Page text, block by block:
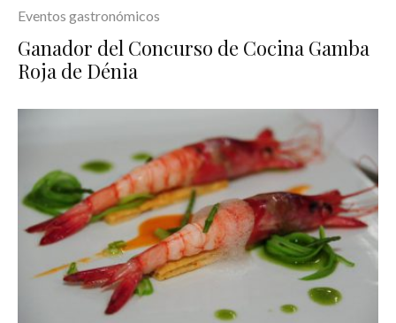
Eventos gastronómicos
Ganador del Concurso de Cocina Gamba
Roja de Dénia